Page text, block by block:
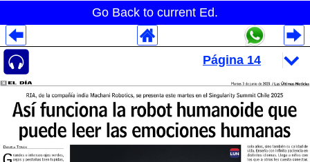
Go Back to current Ed.
Despliegues Analytics
Despliegues Totales
Despliegues por Rubros